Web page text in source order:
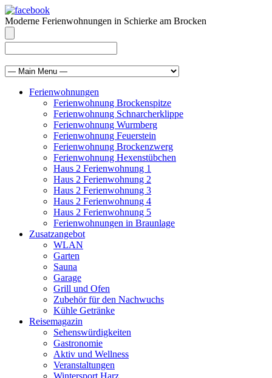
Moderne Ferienwohnungen in Schierke am Brocken
Ferienwohnungen
Ferienwohnung Brockenspitze
Ferienwohnung Schnarcherklippe
Ferienwohnung Wurmberg
Ferienwohnung Feuerstein
Ferienwohnung Brockenzwerg
Ferienwohnung Hexenstübchen
Haus 2 Ferienwohnung 1
Haus 2 Ferienwohnung 2
Haus 2 Ferienwohnung 3
Haus 2 Ferienwohnung 4
Haus 2 Ferienwohnung 5
Ferienwohnungen in Braunlage
Zusatzangebot
WLAN
Garten
Sauna
Garage
Grill und Ofen
Zubehör für den Nachwuchs
Kühle Getränke
Reisemagazin
Sehenswürdigkeiten
Gastronomie
Aktiv und Wellness
Veranstaltungen
Wintersport Harz